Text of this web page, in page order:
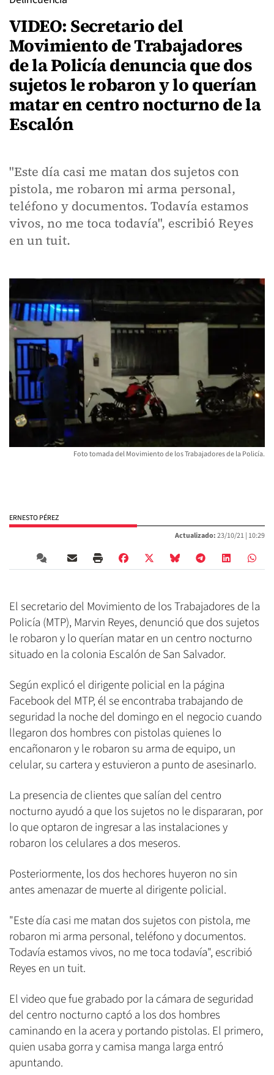
VIDEO: Secretario del
Movimiento de Trabajadores
de la Policía denuncia que dos
sujetos le robaron y lo querían
matar en centro nocturno de la
Escalón
"Este día casi me matan dos sujetos con
pistola, me robaron mi arma personal,
teléfono y documentos. Todavía estamos
vivos, no me toca todavía", escribió Reyes
en un tuit.
Foto tomada del Movimiento de los Trabajadores de la Policía.
ERNESTO PÉREZ
Actualizado:23/10/21 | 10:29
El secretario del Movimiento de los Trabajadores de la
Policía (MTP), Marvin Reyes, denunció que dos sujetos
le robaron y lo querían matar en un centro nocturno
situado en la colonia Escalón de San Salvador.
Según explicó el dirigente policial en la página
Facebook del MTP, él se encontraba trabajando de
seguridad la noche del domingo en el negocio cuando
llegaron dos hombres con pistolas quienes lo
encañonaron y le robaron su arma de equipo, un
celular, su cartera y estuvieron a punto de asesinarlo.
La presencia de clientes que salían del centro
nocturno ayudó a que los sujetos no le dispararan, por
lo que optaron de ingresar a las instalaciones y
robaron los celulares a dos meseros.
Posteriormente, los dos hechores huyeron no sin
antes amenazar de muerte al dirigente policial.
"Este día casi me matan dos sujetos con pistola, me
robaron mi arma personal, teléfono y documentos.
Todavía estamos vivos, no me toca todavía", escribió
Reyes en un tuit.
El video que fue grabado por la cámara de seguridad
del centro nocturno captó a los dos hombres
caminando en la acera y portando pistolas. El primero,
quien usaba gorra y camisa manga larga entró
apuntando.